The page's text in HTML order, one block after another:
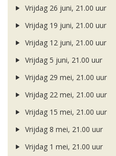
Vrijdag 26 juni, 21.00 uur
Vrijdag 19 juni, 21.00 uur
Vrijdag 12 juni, 21.00 uur
Vrijdag 5 juni, 21.00 uur
Vrijdag 29 mei, 21.00 uur
Vrijdag 22 mei, 21.00 uur
Vrijdag 15 mei, 21.00 uur
Vrijdag 8 mei, 21.00 uur
Vrijdag 1 mei, 21.00 uur